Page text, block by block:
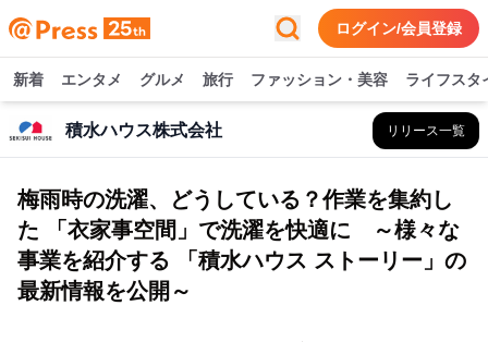
ログイン/会員登録
新着 エンタメ グルメ 旅行 ファッション・美容 ライフスタ
積水ハウス株式会社 リリース一覧
梅雨時の洗濯、どうしている？作業を集約し
た 「衣家事空間」で洗濯を快適に ～様々な
事業を紹介する 「積水ハウス ストーリー」の
最新情報を公開～